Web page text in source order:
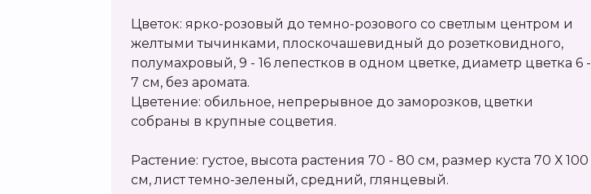
Цветок: ярко-розовый до темно-розового со светлым центром и
желтыми тычинками, плоскочашевидный до розетковидного,
полумахровый, 9 - 16 лепестков в одном цветке, диаметр цветка 6 -
7 см, без аромата.
Цветение: обильное, непрерывное до заморозков, цветки
собраны в крупные соцветия.
Растение: густое, высота растения 70 - 80 см, размер куста 70 Х 100
см, лист темно-зеленый, средний, глянцевый.